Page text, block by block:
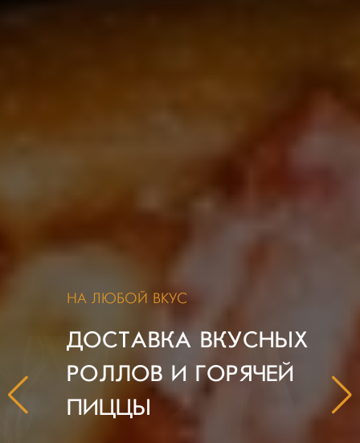
НА ЛЮБОЙ ВКУС
ДОСТАВКА ВКУСНЫХ
РОЛЛОВ И ГОРЯЧЕЙ
ПИЦЦЫ